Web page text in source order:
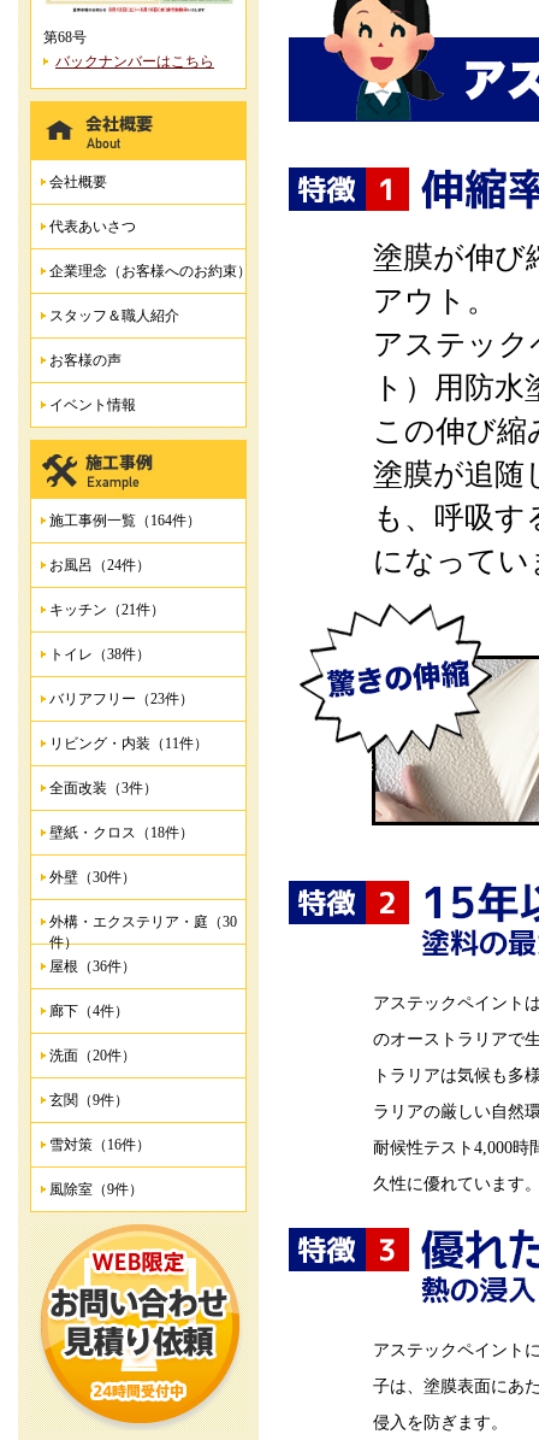
塗膜が伸び
アウト。
アステック
ト）用防
この伸び
塗膜が追随
も、呼吸
になってい
アステックペイント
のオーストラリアで
トラリアは気候も多
ラリアの厳しい自然
耐候性テスト4,000時
久性に優れています
アステックペイント
子は、塗膜表面にあ
侵入を防ぎます。
第68号
バックナンバーはこちら
会社概要
代表あいさつ
企業理念（お客様へのお約束）
スタッフ＆職人紹介
お客様の声
イベント情報
施工事例一覧（164件）
お風呂（24件）
キッチン（21件）
トイレ（38件）
バリアフリー（23件）
リビング・内装（11件）
全面改装（3件）
壁紙・クロス（18件）
外壁（30件）
外構・エクステリア・庭（30
件）
屋根（36件）
廊下（4件）
洗面（20件）
玄関（9件）
雪対策（16件）
風除室（9件）